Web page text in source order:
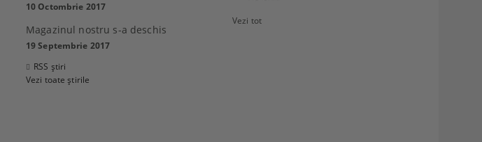
MacBook Air 13
2,769.99Lei
10 Octombrie 2017
Magazinul nostru s-a deschis
19 Septembrie 2017
RSS știri
Vezi toate știrile
Vezi tot